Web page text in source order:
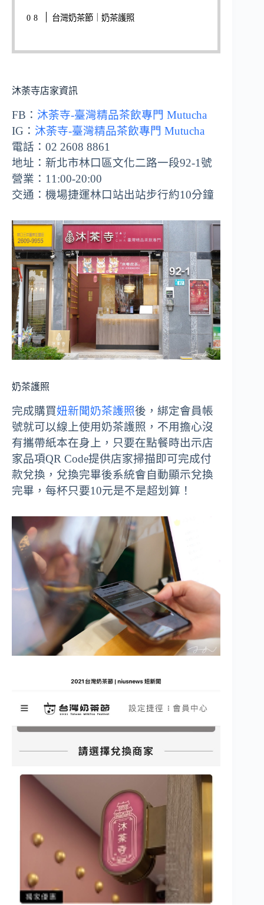
台灣奶茶節｜奶茶護照
沐荼寺店家資訊
FB： 沐荼寺-臺灣精品茶飲專門 Mutucha
IG： 沐荼寺-臺灣精品茶飲專門 Mutucha
電話：02 2608 8861
地址：新北市林口區文化二路一段92-1號
營業：11:00-20:00
交通：機場捷運林口站出站步行約10分鐘
奶茶護照
完成購買妞新聞奶茶護照後，綁定會員帳
號就可以線上使用奶茶護照，不用擔心沒
有攜帶紙本在身上，只要在點餐時出示店
家品項QR Code提供店家掃描即可完成付
款兌換，兌換完畢後系統會自動顯示兌換
完畢，每杯只要10元是不是超划算！